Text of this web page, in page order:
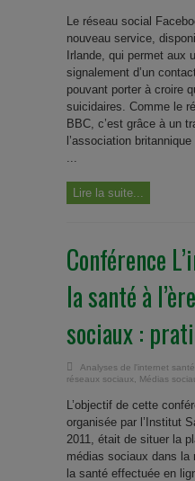
Le réseau social
nouveau service,
Irlande, qui permet aux
signalement d’un
pouvant porter à croire
suicidaires. Comme le
BBC, c’est grâce à un
l’association
...
Lire la suite...
Conférence
la santé à
sociaux :
Analyses de l'internet santé
réseaux sociaux
Médias
L’objectif de cette
organisée par l’Institut
2011, était de situer la
médias sociaux dans la
la santé effectuée en